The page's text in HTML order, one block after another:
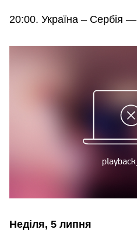
20:00. Україна – Сербія —
Неділя, 5 липня